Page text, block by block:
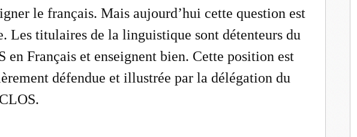
le français. Mais aujourd’hui cette question est
Les titulaires de la linguistique sont détenteurs du
en Français et enseignent bien. Cette position est
défendue et illustrée par la délégation du